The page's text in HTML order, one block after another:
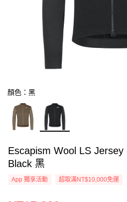
顏色：黑
Escapism Wool LS
Black 黑
App 獨享活動 超取滿NT$10,000免運